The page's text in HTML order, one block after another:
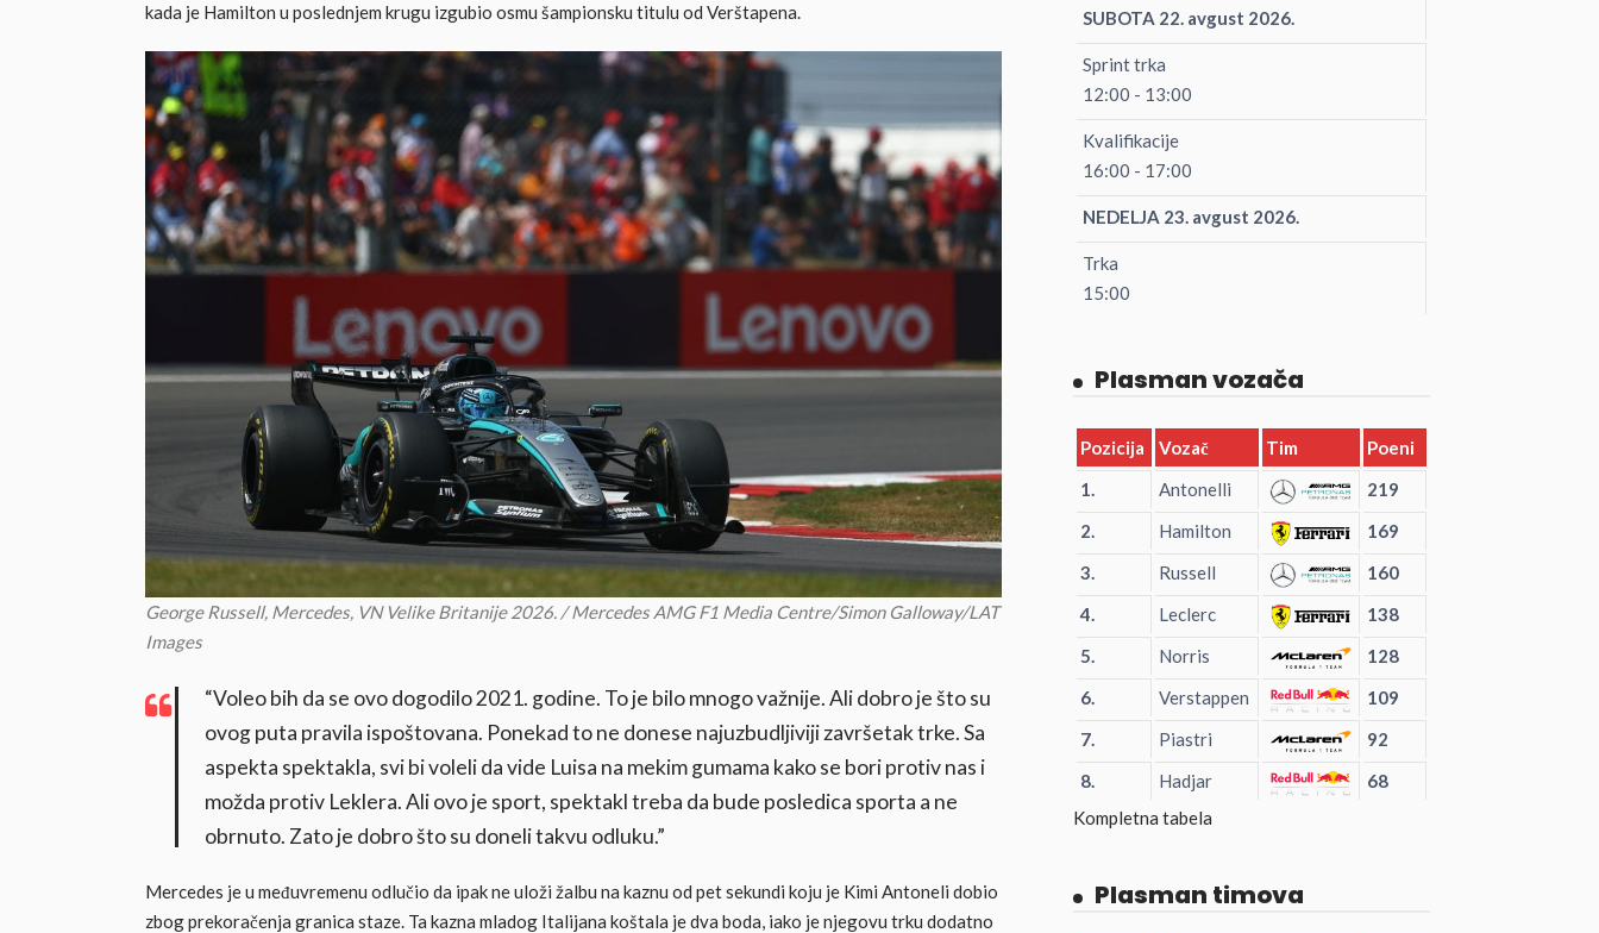
kada je Hamilton u poslednjem krugu izgubio osmu šampionsku titulu od Verštapena.
George Russell, Mercedes, VN Velike Britanije 2026. / Mercedes AMG F1 Media Centre/Simon Galloway/LAT
Images
“Voleo bih da se ovo dogodilo 2021. godine. To je bilo mnogo važnije. Ali dobro je što su
ovog puta pravila ispoštovana. Ponekad to ne donese najuzbudljiviji završetak trke. Sa
aspekta spektakla, svi bi voleli da vide Luisa na mekim gumama kako se bori protiv nas i
možda protiv Leklera. Ali ovo je sport, spektakl treba da bude posledica sporta a ne
obrnuto. Zato je dobro što su doneli takvu odluku.”
Mercedes je u međuvremenu odlučio da ipak ne uloži žalbu na kaznu od pet sekundi koju je Kimi Antoneli dobio
zbog prekoračenja granica staze. Ta kazna mladog Italijana koštala je dva boda, iako je njegovu trku dodatno
SUBOTA 22. avgust 2026.
Sprint trka
12:00 - 13:00
Kvalifikacije
16:00 - 17:00
NEDELJA 23. avgust 2026.
Trka
15:00
Plasman vozača
Pozicija Vozač Tim
Poeni
1.
Antonelli
219
2.
Hamilton
169
3.
Russell
160
4.
Leclerc
138
5.
Norris
128
6.
Verstappen
109
7.
Piastri
92
8.
Hadjar
68
Kompletna tabela
Plasman timova